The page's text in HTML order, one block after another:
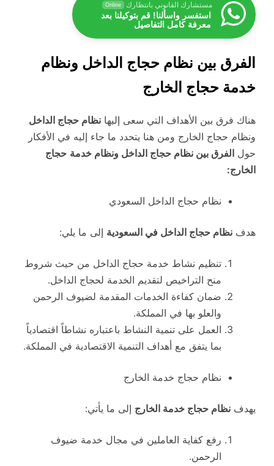
مستشارك القانوني بانتظارك Online
استفسر واسألنا! قم بتوكيلنا بعد
معرفة كامل التفاصيل
الفرق بين نظام حجاج الداخل ونظام
خدمة حجاج الخارج
هناك فرق بين الأهداف التي سعى إليها نظام حجاج الداخل
ونظام حجاج الخارج ومن هنا يتحدد ما جاء إليه في الأفكار
حول الفرق بين نظام حجاج الداخل ونظام خدمة حجاج
الخارج:
نظام حجاج الداخل السعودي
هدف نظام حجاج الداخل في السعودية إلى ما يلي:
تنظيم نشاط خدمة حجاج الداخل من حيث شروط
منح التراخيص لتقديم الخدمة لحجاج الداخل.
ضمان كفاءة الخدمات المقدمة لضيوف الرحمن
والعلو بها في المملكة.
العمل على تنمية النشاط باعتباره نشاطاً اقتصادياً
بما يتفق مع أهداف التنمية الاقتصادية في المملكة.
نظام حجاج خدمة الخارج
يهدف نظام حجاج خدمة الخارج إلى ما يأتي:
رفع كفاية العاملين في مجال خدمة ضيوف
الرحمن.